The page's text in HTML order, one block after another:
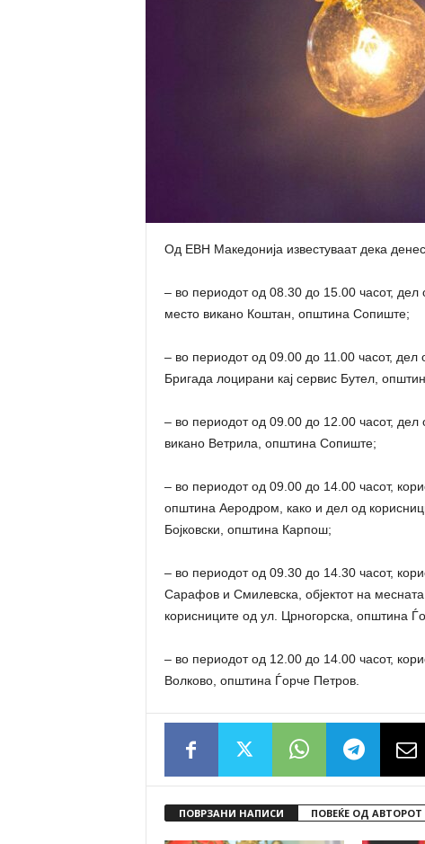
Од ЕВН Македонија известуваат дека
– во периодот од 08.30 до 15.00 часот,
место викано Коштан, општина Сопиште;
– во периодот од 09.00 до 11.00 часот,
Бригада лоцирани кај сервис Бутел,
– во периодот од 09.00 до 12.00 часот,
викано Ветрила, општина Сопиште;
– во периодот од 09.00 до 14.00 часот,
општина Аеродром, како и дел од
Бојковски, општина Карпош;
– во периодот од 09.30 до 14.30 часот,
Сарафов и Смилевска, објектот на
корисниците од ул. Црногорска, општина
– во периодот од 12.00 до 14.00 часот,
Волково, општина Ѓорче Петров.
ПОВРЗАНИ НАПИСИ ПОВЕЌЕ ОД АВТОРОТ